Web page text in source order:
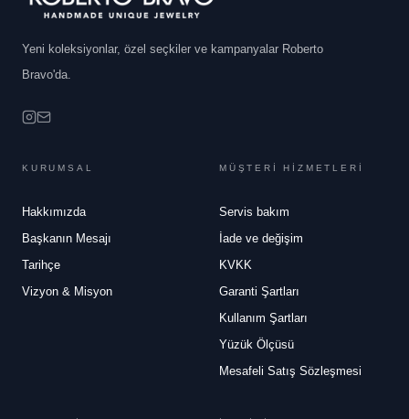
Yeni koleksiyonlar, özel seçkiler ve kampanyalar Roberto
Bravo'da.
KURUMSAL
Hakkımızda
Başkanın Mesajı
Tarihçe
Vizyon & Misyon
MÜŞTERİ HİZMETLERİ
Servis bakım
İade ve değişim
KVKK
Garanti Şartları
Kullanım Şartları
Yüzük Ölçüsü
Mesafeli Satış Sözleşmesi